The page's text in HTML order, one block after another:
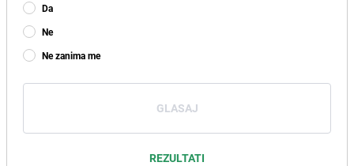
Da
Ne
Ne zanima me
GLASAJ
REZULTATI